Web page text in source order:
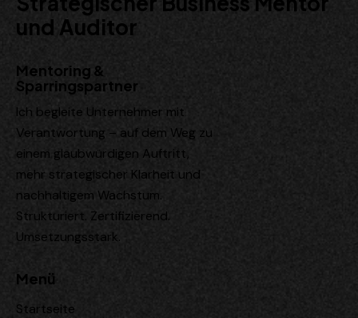
und Auditor
Mentoring &
Sparringspartner
Ich begleite Unternehmer mit
Verantwortung – auf dem Weg zu
einem glaubwürdigen Auftritt,
mehr strategischer Klarheit und
nachhaltigem Wachstum.
Strukturiert. Zertifizierend.
Umsetzungsstark.
Menü
Startseite